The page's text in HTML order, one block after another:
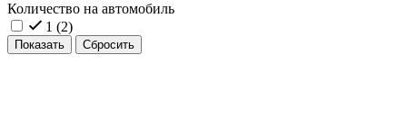
Количество на автомобиль
1 (2)